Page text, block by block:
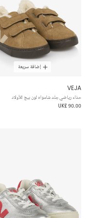
إضافة سريعة
VEJA
حذاء رياضي جلد شامواه لون بيج للأولاد
UK£ 90.00